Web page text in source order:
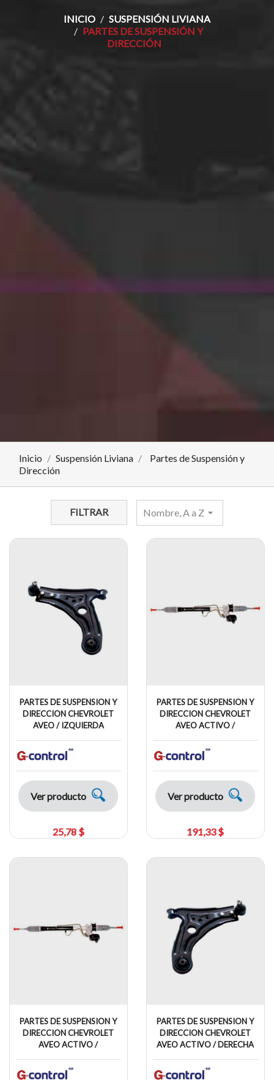
INICIO
SUSPENSIÓN LIVIANA
PARTES DE SUSPENSIÓN Y
DIRECCIÓN
Inicio Suspensión Liviana
Partes de Suspensión y
Dirección
FILTRAR Nombre, A a Zarrow_drop_down
PARTES DE SUSPENSION Y
DIRECCION CHEVROLET
AVEO / IZQUIERDA
Ver producto
25,78 $
PARTES DE SUSPENSION Y
DIRECCION CHEVROLET
AVEO ACTIVO /
Ver producto
191,33 $
PARTES DE SUSPENSION Y
DIRECCION CHEVROLET
AVEO ACTIVO /
PARTES DE SUSPENSION Y
DIRECCION CHEVROLET
AVEO ACTIVO / DERECHA